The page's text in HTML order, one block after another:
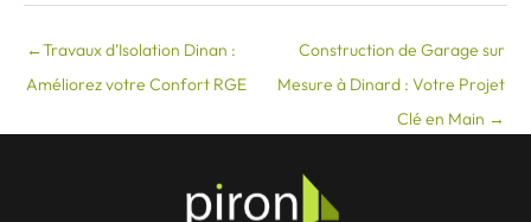
←Travaux d’Isolation Dinan :
Améliorez votre Confort RGE
Construction de Garage sur
Mesure à Dinard : Votre Projet
Clé en Main →